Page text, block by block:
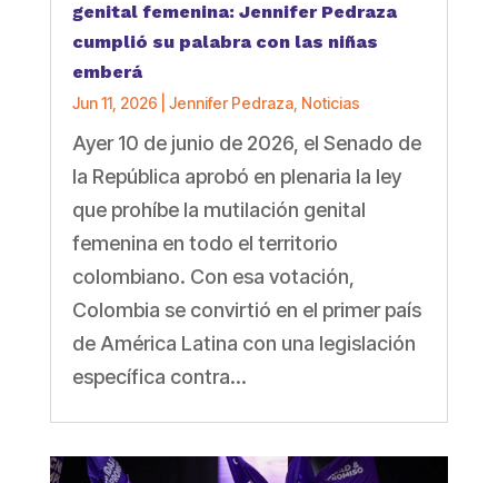
genital femenina: Jennifer Pedraza
cumplió su palabra con las niñas
emberá
Jun 11, 2026 Jennifer Pedraza, Noticias
Ayer 10 de junio de 2026, el Senado de
la República aprobó en plenaria la ley
que prohíbe la mutilación genital
femenina en todo el territorio
colombiano. Con esa votación,
Colombia se convirtió en el primer país
de América Latina con una legislación
específica contra...